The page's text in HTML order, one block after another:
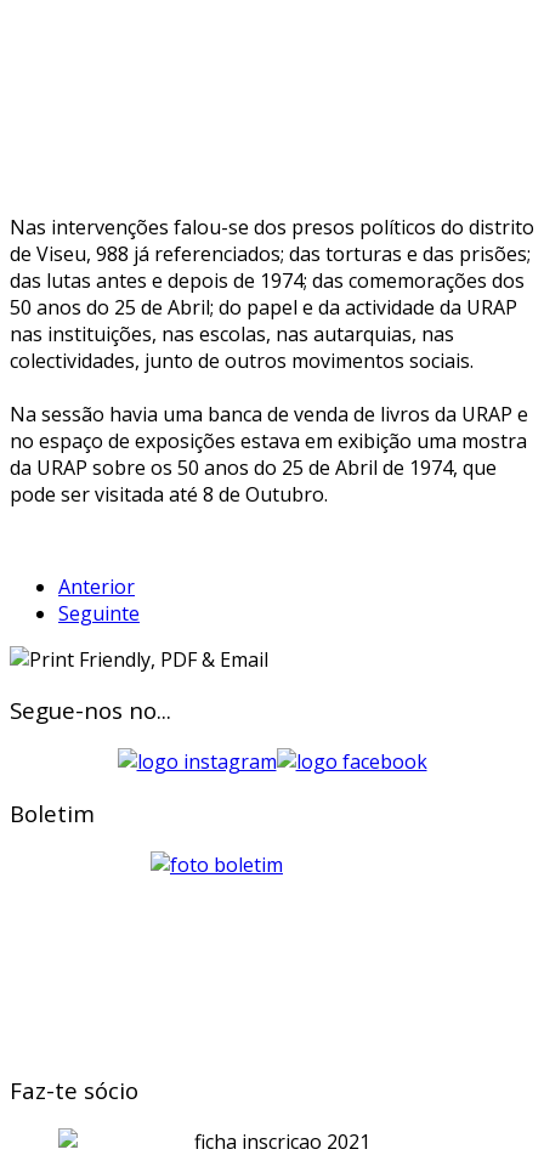
Nas intervenções falou-se dos presos políticos do distrito
de Viseu, 988 já referenciados; das torturas e das prisões;
das lutas antes e depois de 1974; das comemorações dos
50 anos do 25 de Abril; do papel e da actividade da URAP
nas instituições, nas escolas, nas autarquias, nas
colectividades, junto de outros movimentos sociais.
Na sessão havia uma banca de venda de livros da URAP e
no espaço de exposições estava em exibição uma mostra
da URAP sobre os 50 anos do 25 de Abril de 1974, que
pode ser visitada até 8 de Outubro.
Anterior
Seguinte
Segue-nos no...
Boletim
Faz-te sócio